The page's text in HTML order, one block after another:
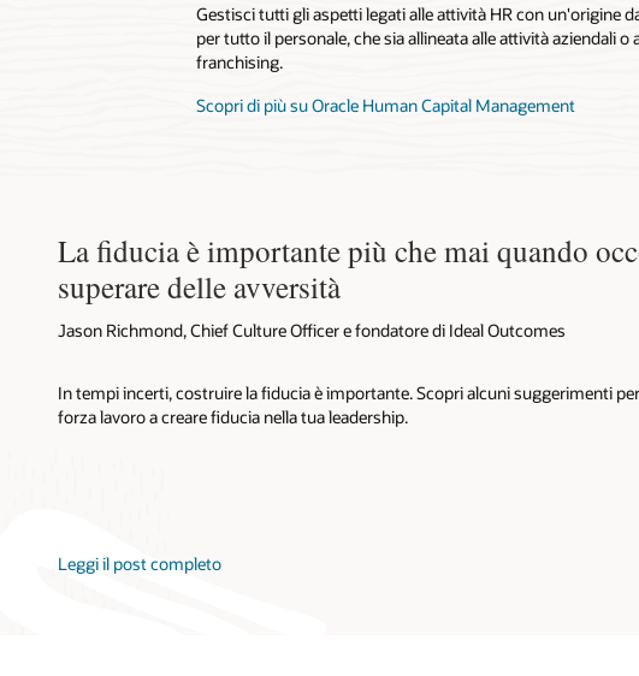
Gestisci tutti gli aspetti legati alle attività HR con un'origine
per tutto il personale, che sia allineata alle attività aziendali o
franchising.
Scopri di più su Oracle Human Capital Management
La fiducia è importante più che mai quando
superare delle avversità
Jason Richmond, Chief Culture Officer e fondatore di Ideal Outcomes
In tempi incerti, costruire la fiducia è importante. Scopri alcuni suggerimenti
forza lavoro a creare fiducia nella tua leadership.
Leggi il post completo